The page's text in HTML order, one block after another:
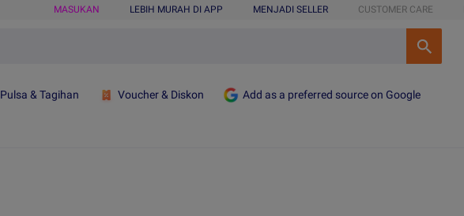
MASUKAN LEBIH MURAH DI APP MENJADI SELLER CUSTOMER CARE
Pulsa & Tagihan Voucher & Diskon Add as a preferred source on Google